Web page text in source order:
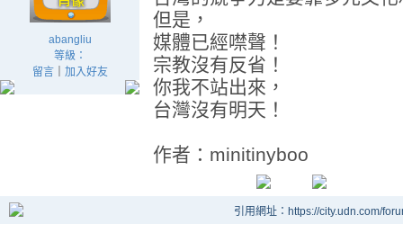
abangliu
等級：
留言｜ 加入好友
但是，
媒體已經噤聲！
宗教沒有反省！
你我不站出來，
台灣沒有明天！
作者：minitinyboo
引用網址：https://city.udn.com/